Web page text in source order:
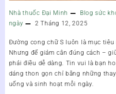
Nhà thuốc Đại Minh Blog sức
ngày
2 Tháng 12, 2025
Đường cong chữ S luôn là mục
Nhưng để giảm cân đúng cách –
phải điều dễ dàng. Tin vui là bạn
dáng thon gọn chỉ bằng những
uống và sinh hoạt mỗi ngày.